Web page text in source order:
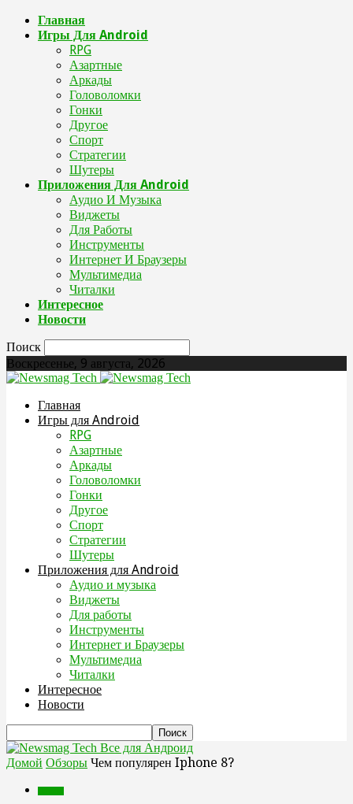
Главная
Игры Для Android
RPG
Азартные
Аркады
Головоломки
Гонки
Другое
Спорт
Стратегии
Шутеры
Приложения Для Android
Аудио И Музыка
Виджеты
Для Работы
Инструменты
Интернет И Браузеры
Мультимедиа
Читалки
Интересное
Новости
Поиск
Воскресенье, 9 августа, 2026
Главная
Игры для Android
RPG
Азартные
Аркады
Головоломки
Гонки
Другое
Спорт
Стратегии
Шутеры
Приложения для Android
Аудио и музыка
Виджеты
Для работы
Инструменты
Интернет и Браузеры
Мультимедиа
Читалки
Интересное
Новости
Все для Андроид
Домой Обзоры Чем популярен Iphone 8?